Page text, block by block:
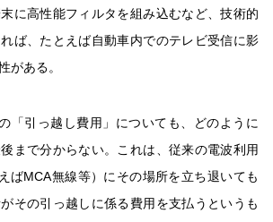
に高性能フィルタを組み込むなど、技術的
ば、たとえば自動車内でのテレビ受信に影
がある。
「引っ越し費用」についても、どのように
まで分からない。これは、従来の電波利用
ばMCA無線等）にその場所を立ち退いても
その引っ越しに係る費用を支払うというも